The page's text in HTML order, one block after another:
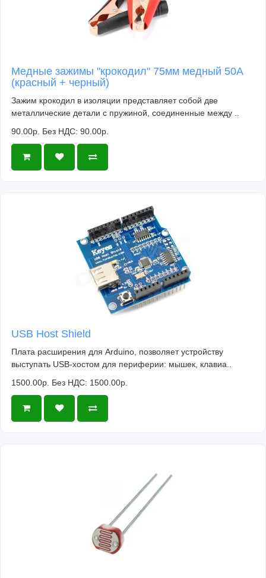
Медные зажимы "крокодил" 75мм медный 50A
(красный + черный)
Зажим крокодил в изоляции представляет собой две
металлические детали с пружиной, соединенные между ..
90.00р. Без НДС: 90.00р.
USB Host Shield
Плата расширения для Arduino, позволяет устройству
выступать USB-хостом для периферии: мышек, клавиа..
1500.00р. Без НДС: 1500.00р.